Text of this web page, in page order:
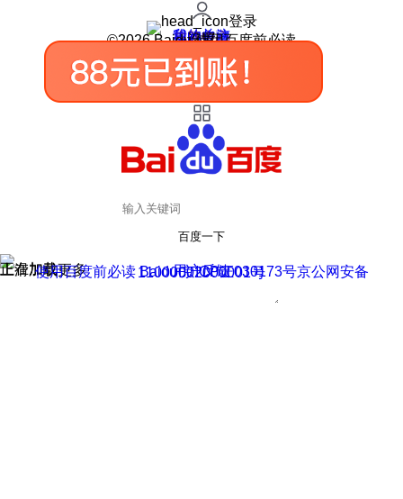
登录
我的关注
我的收藏
皮肤中心
用户反馈
设置
©2026 Baidu 使用百度前必读
百度一下
正在加载
上滑加载更多 用户反馈
使用百度前必读 Baidu 京ICP证030173号
京公网安备11000002000001号